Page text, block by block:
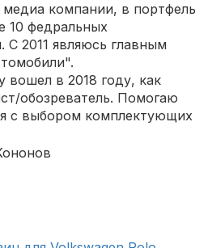
компании, в портфель
10 федральных
С 2011 являюсь главным
вошел в 2018 году, как
обозреватель. Помогаю
с выбором комплектующих